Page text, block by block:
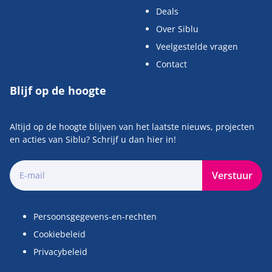
Deals
Over Siblu
Veelgestelde vragen
Contact
Blijf op de hoogte
Altijd op de hoogte blijven van het laatste nieuws, projecten
en acties van Siblu? Schrijf u dan hier in!
Verstuur
Persoonsgegevens-en-rechten
Cookiebeleid
Privacybeleid